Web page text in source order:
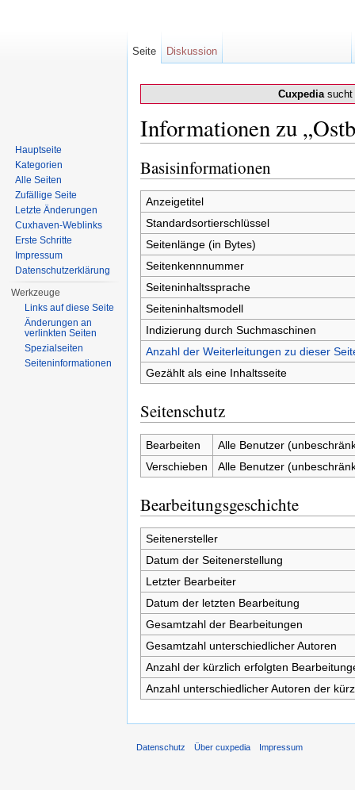
Cuxpediasucht
Informationen zu
Basisinformationen
Anzeigetitel
Standardsortierschlüssel
Seitenlänge (in Bytes)
Seitenkennnummer
Seiteninhaltssprache
Seiteninhaltsmodell
Indizierung durch Suchmaschinen
Anzahl der Weiterleitungen zu dieser
Gezählt als eine Inhaltsseite
Seitenschutz
Bearbeiten
Alle Benutzer
Verschieben
Alle Benutzer
Bearbeitungsgeschichte
Seitenersteller
Datum der Seitenerstellung
Letzter Bearbeiter
Datum der letzten Bearbeitung
Gesamtzahl der Bearbeitungen
Gesamtzahl unterschiedlicher Autoren
Anzahl der kürzlich erfolgten
Anzahl unterschiedlicher Autoren der
Seite Diskussion
Hauptseite
Kategorien
Alle Seiten
Zufällige Seite
Letzte Änderungen
Cuxhaven-Weblinks
Erste Schritte
Impressum
Datenschutzerklärung
Werkzeuge
Links auf diese Seite
Änderungen an
verlinkten Seiten
Spezialseiten
Seiten­informationen
Datenschutz Über cuxpedia Impressum